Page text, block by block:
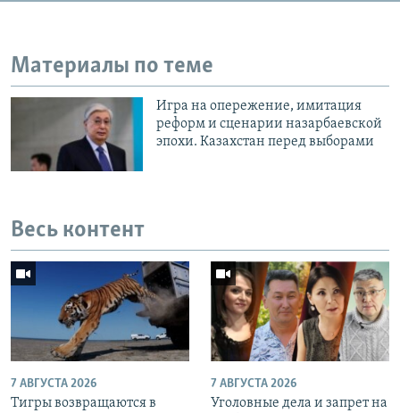
Материалы по теме
Игра на опережение, имитация
реформ и сценарии назарбаевской
эпохи. Казахстан перед выборами
Весь контент
7 АВГУСТА 2026
Тигры возвращаются в
7 АВГУСТА 2026
Уголовные дела и запрет на